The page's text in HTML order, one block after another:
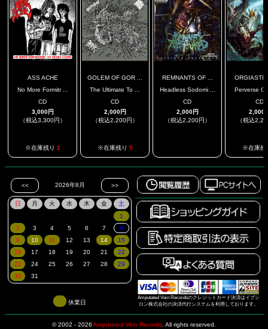
ASS ACHE
No More Formitr ...
CD
3,000円
（税込3,300円）
※在庫残り 2
GOLEM OF GOR ...
The Ultimate To ...
CD
2,000円
（税込2,200円）
※在庫残り 5
REMNANTS OF ...
Headless Sodomi ...
CD
2,000円
（税込2,200円）
Perverse
CD
2,000
（税込
※在庫残
Amputated Vein Recordsのクレジットカード決済はイプシ
ロン株式会社の決済代行システムを利用しております。
休業日
© 2002 - 2026 Amputated Vein Records All rights reserved.